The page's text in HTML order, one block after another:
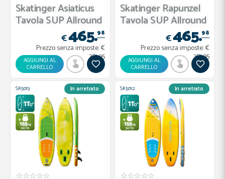
Skatinger Asiaticus
Tavola SUP Allround
€465.98
Prezzo senza imposte:€
381.95
AGGIUNGI AL
CARRELLO
Skatinger Rapunzel
Tavola SUP Allround
€465.98
Prezzo senza imposte:€
381.95
AGGIUNGI AL
CARRELLO
SK5013 In arretrato SK5012 In arretrato